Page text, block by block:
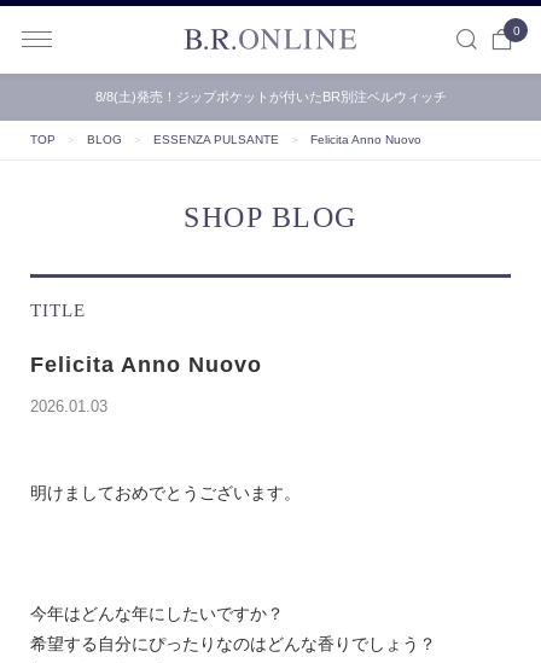
0
8/8(土)発売！ジップポケットが付いたBR別注ベルウィッチ
TOP ＞ BLOG ＞ ESSENZA PULSANTE ＞ Felicita Anno Nuovo
SHOP BLOG
TITLE
Felicita Anno Nuovo
2026.01.03
明けましておめでとうございます。
今年はどんな年にしたいですか？
希望する自分にぴったりなのはどんな香りでしょう？